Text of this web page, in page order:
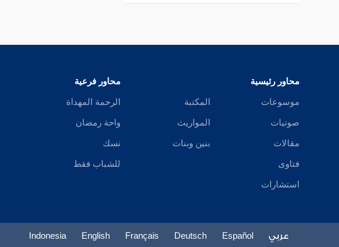
محاور رئيسية
موسوعات
صوتيات
مقالات
فتاوى
استشارات
المكتبة
المواريث
بنين وبنات
محاور فرعية
الرحمة المهداة
واحة رمضان
نسك
للشباب فقط
عربي Español
Deutsch
Français
English
Indonesia